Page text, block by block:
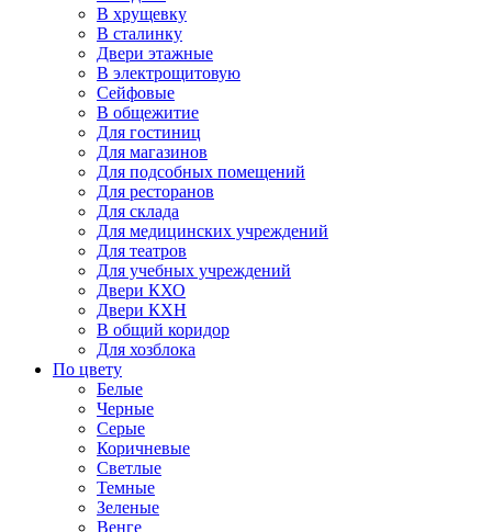
В хрущевку
В сталинку
Двери этажные
В электрощитовую
Сейфовые
В общежитие
Для гостиниц
Для магазинов
Для подсобных помещений
Для ресторанов
Для склада
Для медицинских учреждений
Для театров
Для учебных учреждений
Двери КХО
Двери КХН
В общий коридор
Для хозблока
По цвету
Белые
Черные
Серые
Коричневые
Светлые
Темные
Зеленые
Венге